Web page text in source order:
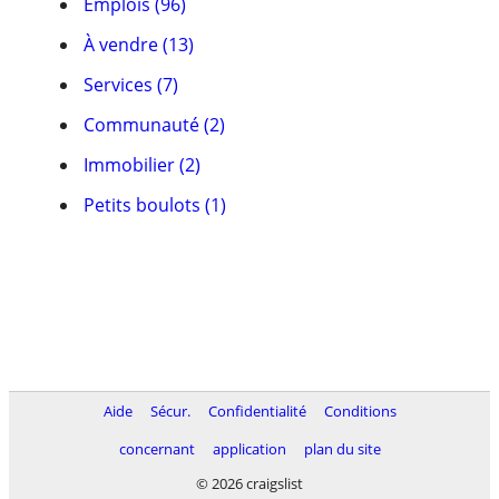
À vendre (13)
Services (7)
Communauté (2)
Immobilier (2)
Petits boulots (1)
Aide Sécur. Confidentialité
Conditions
concernant
application
plan du site
© 2026 craigslist